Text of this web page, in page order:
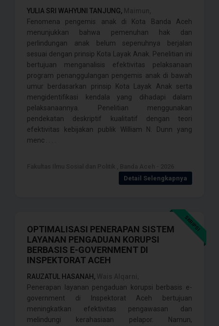
YULIA SRI WAHYUNI TANJUNG,
Fenomena pengemis anak di Kota Banda Aceh
menunjukkan bahwa pemenuhan hak dan
perlindungan anak belum sepenuhnya berjalan
sesuai dengan prinsip Kota Layak Anak. Penelitian ini
bertujuan menganalisis efektivitas pelaksanaan
program penanggulangan pengemis anak di bawah
umur berdasarkan prinsip Kota Layak Anak serta
mengidentifikasi kendala yang dihadapi dalam
pelaksanaannya. Penelitian menggunakan
pendekatan deskriptif kualitatif dengan teori
efektivitas kebijakan publik William N. Dunn yang
menc . . . .
Detail Selengkapnya
SKRIPSI
OPTIMALISASI PENERAPAN SISTEM
LAYANAN PENGADUAN KORUPSI
BERBASIS E-GOVERNMENT DI
INSPEKTORAT ACEH
RAUZATUL HASANAH,
Penerapan layanan pengaduan korupsi berbasis e-
government di Inspektorat Aceh bertujuan
meningkatkan efektivitas pengawasan dan
melindungi kerahasiaan pelapor. Namun,